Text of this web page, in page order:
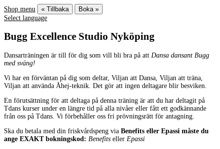
Shop menu « Tillbaka
Boka »
Select language
Bugg Excellence Studio Nyköping
Dansarträningen är till för dig som vill bli bra på att Dansa dansant Bugg
med sväng!
Vi har en förväntan på dig som deltar, Viljan att Dansa, Viljan att träna,
Viljan att använda Åhej-teknik. Det gör att ingen deltagare blir besviken.
En förutsättning för att deltaga på denna träning är att du har deltagit på
Tdans kurser under en längre tid på alla nivåer eller fått ett godkännande
från oss på Tdans. Vi förbehåller oss fri prövningsrätt för antagning.
Ska du betala med din friskvårdspeng via Benefits eller Epassi måste du
ange EXAKT bokningskod: Benefits eller Epassi